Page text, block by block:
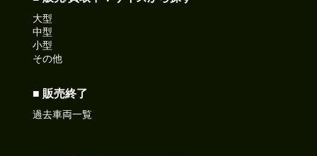
大型
中型
小型
その他
■ 販売終了
過去車両一覧